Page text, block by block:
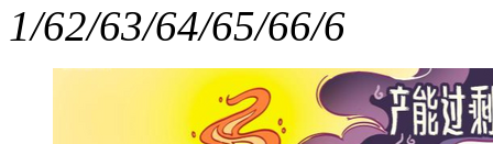
1/62/63/64/65/66/6